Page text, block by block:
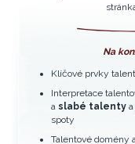
Na
Klíčové prvky
Interpretace
a slabé talenty
spoty
Talentové domény